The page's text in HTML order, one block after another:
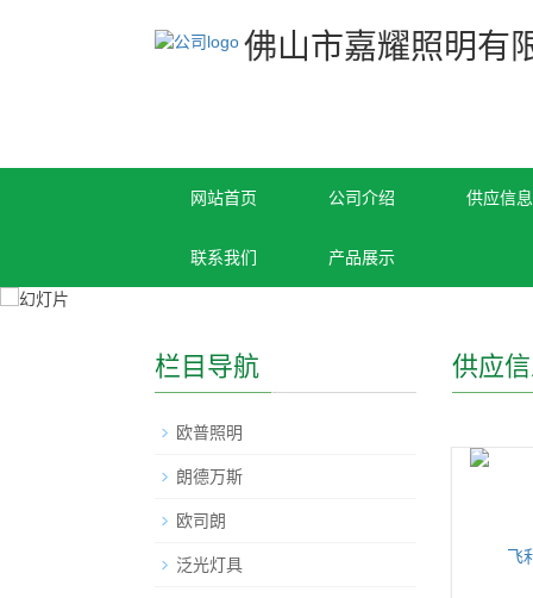
佛山市嘉耀照明有
网站首页 公司介绍 供应信息
联系我们 产品展示
供应
栏目导航
欧普照明
朗德万斯
欧司朗
泛光灯具